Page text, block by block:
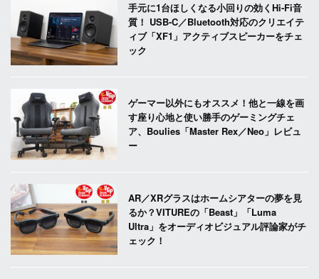
手元に1台ほしくなる小回りの効くHi-Fi音
質！ USB-C／Bluetooth対応のクリエイテ
ィブ「XF1」アクティブスピーカーをチェ
ック
ゲーマー以外にもオススメ！他と一線を画
す座り心地と使い勝手のゲーミングチェ
ア、Boulies「Master Rex／Neo」レビュ
ー
AR／XRグラスはホームシアターの夢を見
るか？VITUREの「Beast」「Luma
Ultra」をオーディオビジュアル評論家がチ
ェック！